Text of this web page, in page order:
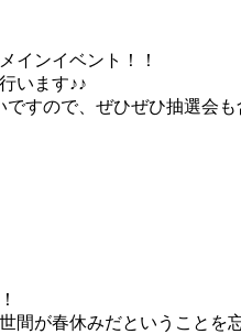
インイベント！！
います♪♪
ですので、ぜひぜひ抽選会
間が春休みだということを